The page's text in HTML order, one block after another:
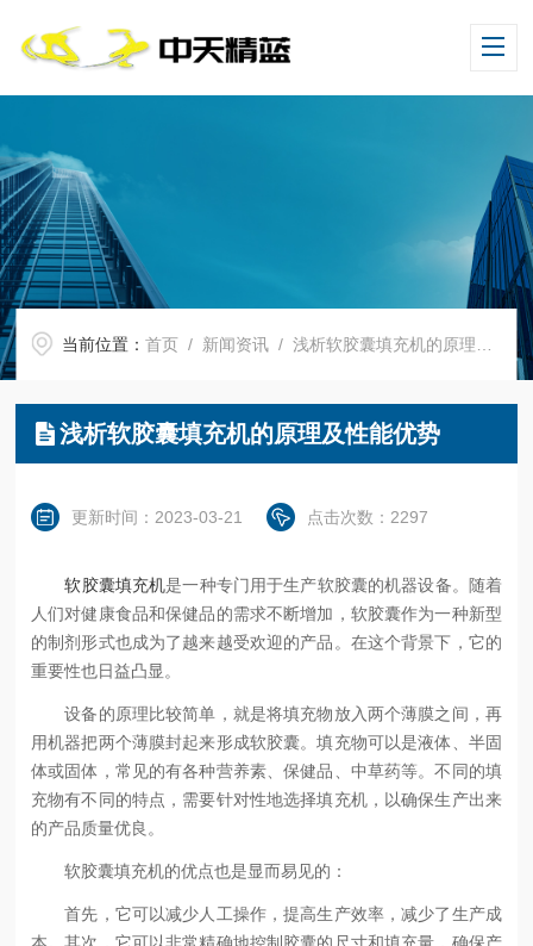
当前位置：首页 / 新闻资讯 / 浅析软胶囊填充机的原理及性能优势
浅析软胶囊填充机的原理及性能优势
更新时间：2023-03-21 点击次数：2297
软胶囊填充机是一种专门用于生产软胶囊的机器设备。随着
人们对健康食品和保健品的需求不断增加，软胶囊作为一种新型
的制剂形式也成为了越来越受欢迎的产品。在这个背景下，它的
重要性也日益凸显。
设备的原理比较简单，就是将填充物放入两个薄膜之间，再
用机器把两个薄膜封起来形成软胶囊。填充物可以是液体、半固
体或固体，常见的有各种营养素、保健品、中草药等。不同的填
充物有不同的特点，需要针对性地选择填充机，以确保生产出来
的产品质量优良。
软胶囊填充机的优点也是显而易见的：
首先，它可以减少人工操作，提高生产效率，减少了生产成
本。其次，它可以非常精确地控制胶囊的尺寸和填充量，确保产